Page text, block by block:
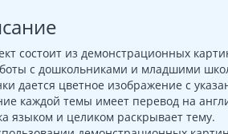
состоит из демонстрационных
с дошкольниками и младшими
дается цветное изображение с
каждой темы имеет перевод на
языком и целиком раскрывает тему.